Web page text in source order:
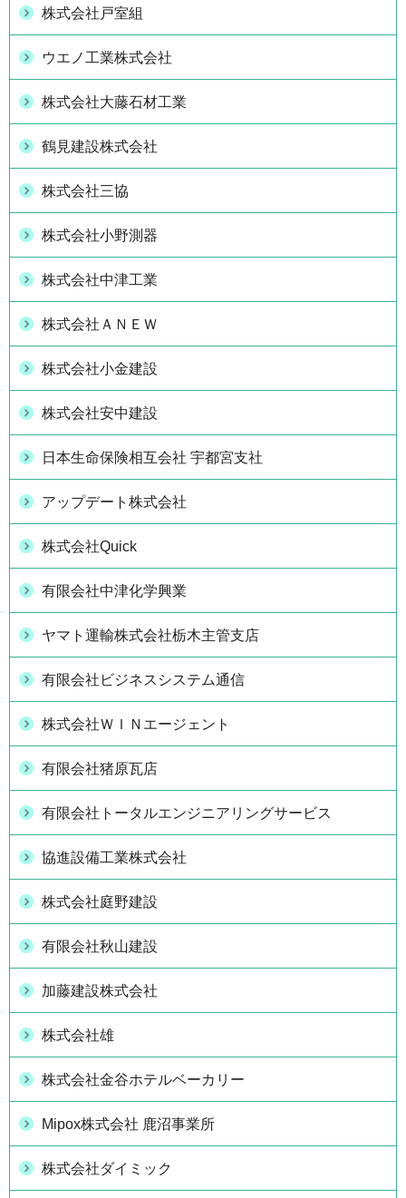
株式会社戸室組
ウエノ工業株式会社
株式会社大藤石材工業
鶴見建設株式会社
株式会社三協
株式会社小野測器
株式会社中津工業
株式会社ＡＮＥＷ
株式会社小金建設
株式会社安中建設
日本生命保険相互会社 宇都宮支社
アップデート株式会社
株式会社Quick
有限会社中津化学興業
ヤマト運輸株式会社栃木主管支店
有限会社ビジネスシステム通信
株式会社ＷＩＮエージェント
有限会社猪原瓦店
有限会社トータルエンジニアリングサービス
協進設備工業株式会社
株式会社庭野建設
有限会社秋山建設
加藤建設株式会社
株式会社雄
株式会社金谷ホテルベーカリー
Mipox株式会社 鹿沼事業所
株式会社ダイミック